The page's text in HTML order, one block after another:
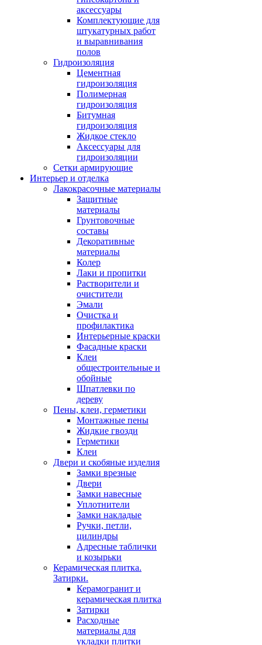
аксессуары
Комплектующие для
штукатурных работ
и выравнивания
полов
Гидроизоляция
Цементная
гидроизоляция
Полимерная
гидроизоляция
Битумная
гидроизоляция
Жидкое стекло
Аксессуары для
гидроизоляции
Сетки армирующие
Интерьер и отделка
Лакокрасочные материалы
Защитные
материалы
Грунтовочные
составы
Декоративные
материалы
Колер
Лаки и пропитки
Растворители и
очистители
Эмали
Очистка и
профилактика
Интерьерные краски
Фасадные краски
Клеи
общестроительные и
обойные
Шпатлевки по
дереву
Пены, клеи, герметики
Монтажные пены
Жидкие гвозди
Герметики
Клеи
Двери и скобяные изделия
Замки врезные
Двери
Замки навесные
Уплотнители
Замки накладые
Ручки, петли,
цилиндры
Адресные таблички
и козырьки
Керамическая плитка.
Затирки.
Керамогранит и
керамическая плитка
Затирки
Расходные
материалы для
укладки плитки